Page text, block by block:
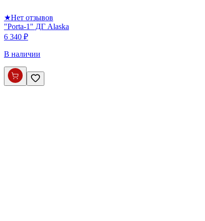
★Нет отзывов
"Porta-1" ДГ Alaska
6 340 ₽
В наличии